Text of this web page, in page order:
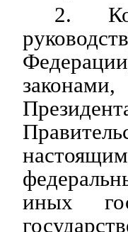
2.
иных